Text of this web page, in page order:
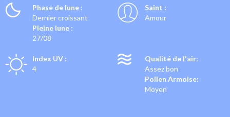
Phase de lune :
Dernier croissant
Pleine lune :
27/08
Saint :
Amour
Index UV :
4
Qualité de l'air:
Assez bon
Pollen Armoise:
Moyen